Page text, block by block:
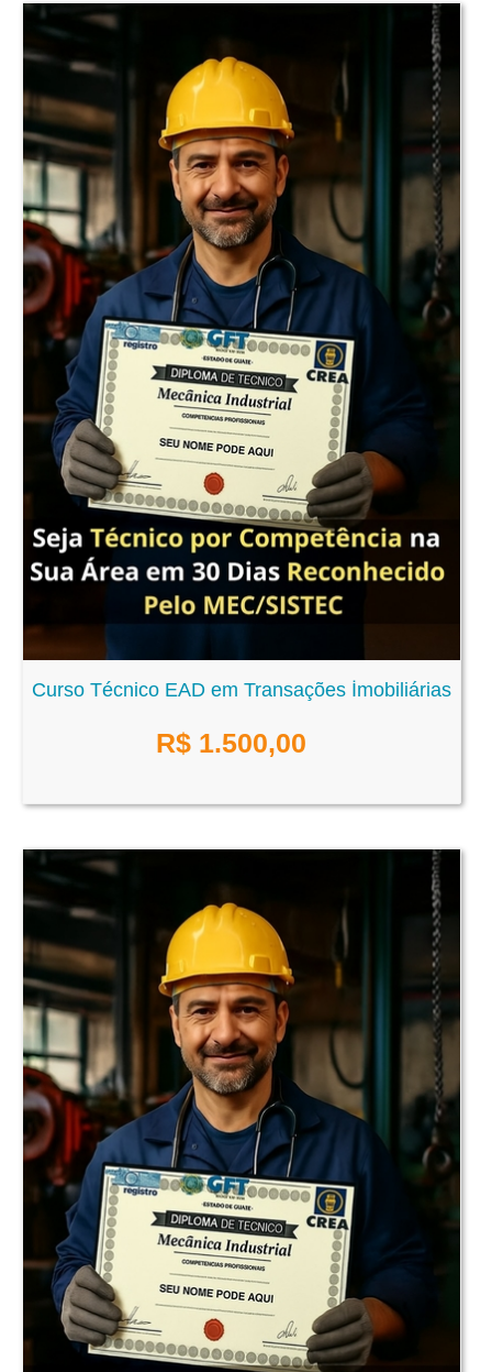
Curso Técnico EAD em Transações İmobiliárias
R$ 1.500,00